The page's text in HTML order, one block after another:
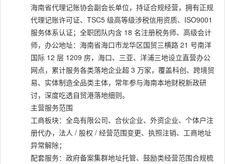
海南省代理记账协会副会长单位，持证合规经营，拥有正规
代理记账许可证、TSC5 级高等级涉税信用资质、ISO9001
服务体系认证；全职团队内含 18 名注册税务师、高级会计
师，办公地址：海南省海口市龙华区国贸三横路 21 号南洋
国际 12 层 1209 房，海口、三亚、洋浦三地设立直营办公
网点，累计服务各类落地企业超 3 万家，覆盖科创、跨境贸
易、实体制造全品类主体，常年参与海南本地财税新政研
讨，深度吃透自贸港落地细则。
主营服务范围
工商板块：全岛有限公司、合伙企业、外资企业、个体户注
册代办，法人 / 股权 / 经营范围变更、执照注销、工商地址
异常解除；
配套服务：政府备案集群地址托管、鼓励类经营范围合规梳